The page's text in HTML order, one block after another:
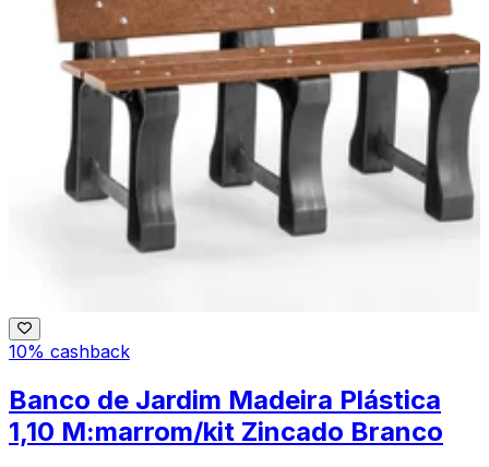
10% cashback
Banco de Jardim Madeira Plástica
1,10 M:marrom/kit Zincado Branco